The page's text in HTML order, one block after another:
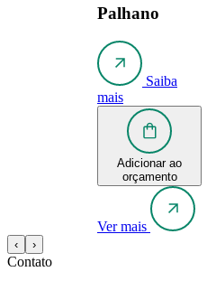
Palhano
Saiba
mais
Adicionar ao
orçamento
Ver mais
‹ ›
Contato